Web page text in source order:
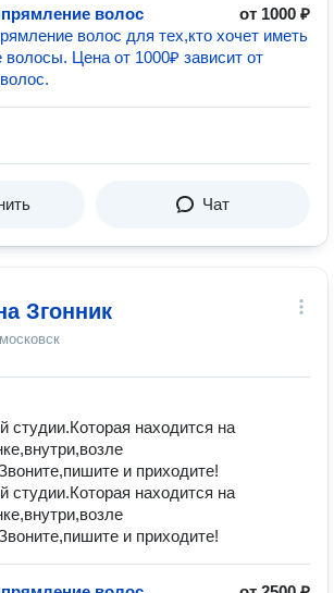
волос
от 1000 ₽
волос для тех,кто хочет иметь
волосы. Цена от 1000₽ зависит от
Чат
Згонник
студии.Которая находится на
и приходите!
студии.Которая находится на
и приходите!